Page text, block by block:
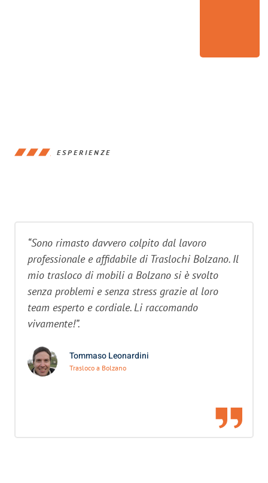
ESPERIENZE
“Sono rimasto davvero colpito dal lavoro
professionale e affidabile di Traslochi Bolzano. Il
mio trasloco di mobili a Bolzano si è svolto
senza problemi e senza stress grazie al loro
team esperto e cordiale. Li raccomando
vivamente!”.
Tommaso Leonardini
Trasloco a Bolzano